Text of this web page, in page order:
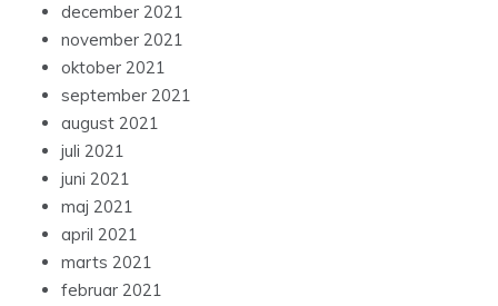
december 2021
november 2021
oktober 2021
september 2021
august 2021
juli 2021
juni 2021
maj 2021
april 2021
marts 2021
februar 2021